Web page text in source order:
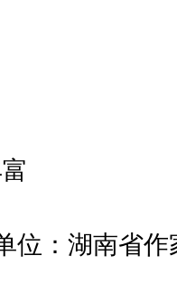
位：湖南省